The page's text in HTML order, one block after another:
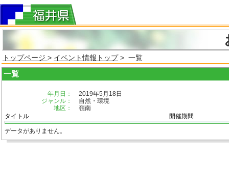
トップページ > イベント情報トップ> 一覧
一覧
年月日：
2019年5月18日
ジャンル：
自然・環境
地区：
嶺南
タイトル
開催期間
データがありません。